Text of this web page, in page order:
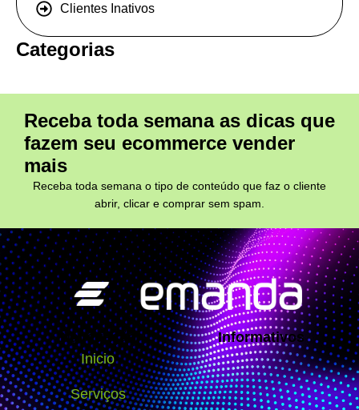
Clientes Inativos
Categorias
Receba toda semana as dicas que
fazem seu ecommerce vender
mais
Receba toda semana o tipo de conteúdo que faz o cliente
abrir, clicar e comprar sem spam.
Navegação
Inicio
Serviços
Informativos